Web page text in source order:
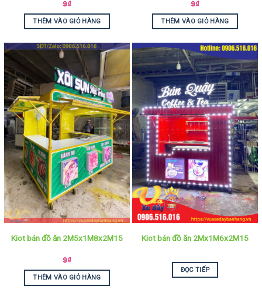
9₫
THÊM VÀO GIỎ HÀNG
9₫
THÊM VÀO GIỎ HÀNG
Kiot bán đồ ăn 2M5x1M8x2M15
9₫
THÊM VÀO GIỎ HÀNG
Kiot bán đồ ăn 2Mx1M6x2M15
ĐỌC TIẾP